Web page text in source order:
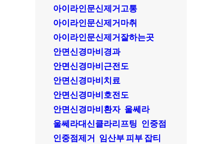
아이라인문신제거고통
아이라인문신제거마취
아이라인문신제거잘하는곳
안면신경마비경과
안면신경마비근전도
안면신경마비치료
안면신경마비호전도
안면신경마비환자 울쎄라
울쎄라대신클라리프팅 인중점
인중점제거 임산부 피부 잡티